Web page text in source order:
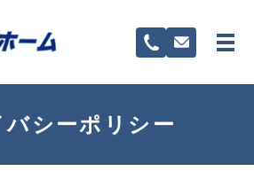
バシーポリシー